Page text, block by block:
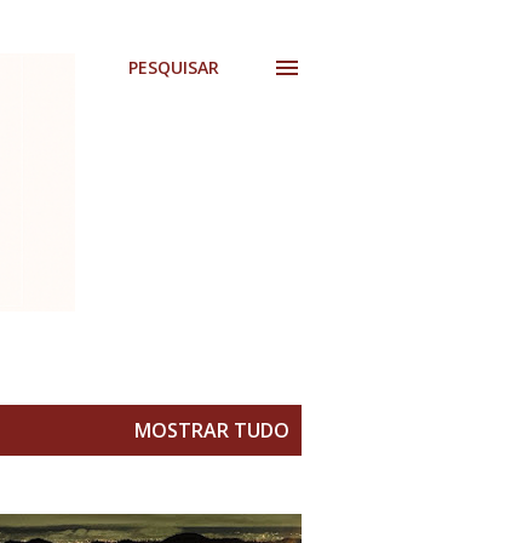
PESQUISAR
MOSTRAR TUDO